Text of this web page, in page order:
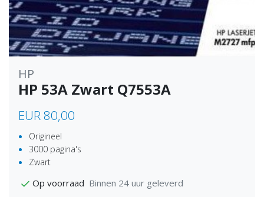
HP
HP 53A Zwart Q7553A
EUR 80,00
Origineel
3000 pagina's
Zwart
Op voorraad Binnen 24 uur geleverd